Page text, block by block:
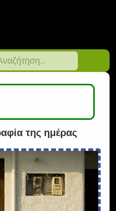
της ημέρας